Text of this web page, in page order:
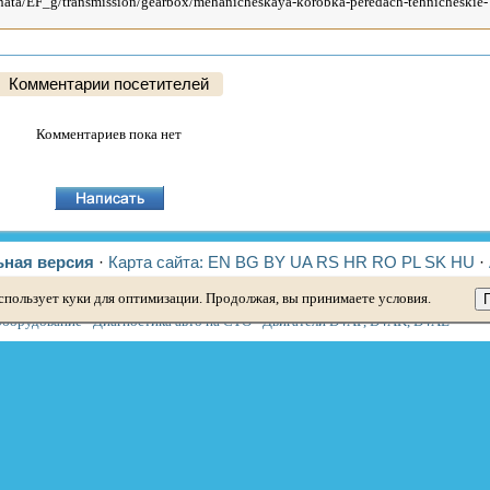
Комментарии посетителей
Комментариев пока нет
версия · Карта сайта: EN BG BY UA RS HR RO PL SK HU ·
2· Элантра 3·Гетц·Соната 3·Соната 4·Санта Фе 2 ·Туссан 1
·Диагностика авто на СТО·Двигатели D4AF, D4AK, D4AE
куки для оптимизации. Продолжая, вы принимаете условия.